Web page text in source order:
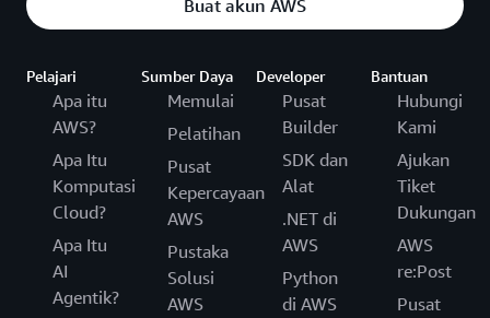
Buat akun AWS
Pelajari
Apa itu
AWS?
Apa Itu
Komputasi
Cloud?
Apa Itu
AI
Agentik?
Sumber Daya
Memulai
Pelatihan
Pusat
Kepercayaan
AWS
Pustaka
Solusi
AWS
Developer
Pusat
Builder
SDK dan
Alat
.NET di
AWS
Python
di AWS
Bantuan
Hubungi
Kami
Ajukan
Tiket
Dukungan
AWS
re:Post
Pusat